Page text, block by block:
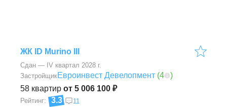
ЖК ID Murino III
Сдан — IV квартал 2028 г.
58 квартир от 5 006 100 ₽
ЗастройщикЕвроинвест Девелопмент (4 )
Рейтинг: 3.3 11